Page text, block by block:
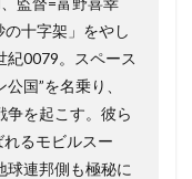
十字架」をやし
紀0079。スペース
国”を名乗り、
争を起こす。彼ら
れるモビルスー
球連邦側も極秘に